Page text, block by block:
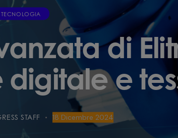
TECNOLOGIA
di
e
STAFF 18 Dicembre 2024